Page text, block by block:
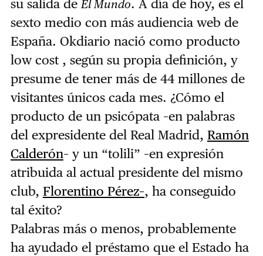
su salida deEl Mundo. A día de hoy, es el
sexto medio con más audiencia web de
España. Okdiario nació como producto
low cost , según su propia definición, y
presume de tener más de 44 millones de
visitantes únicos cada mes. ¿Cómo el
producto de un psicópata –en palabras
del expresidente del Real Madrid, Ramón
Calderón– y un “tolili” –en expresión
atribuida al actual presidente del mismo
club, Florentino Pérez–, ha conseguido
tal éxito?
Palabras más o menos, probablemente
ha ayudado el préstamo que el Estado ha